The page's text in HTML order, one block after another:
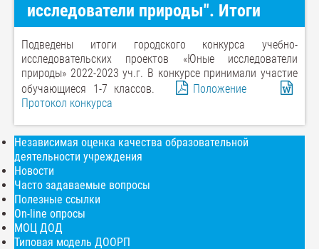
исследователи природы". Итоги
Подведены итоги городского конкурса учебно-
исследовательских проектов «Юные исследователи
природы» 2022-2023 уч.г. В конкурсе принимали участие
обучающиеся 1-7 классов.
Положение
Протокол конкурса
Независимая оценка качества образовательной
деятельности учреждения
Новости
Часто задаваемые вопросы
Полезные ссылки
On-line опросы
МОЦ ДОД
Типовая модель ДООРП